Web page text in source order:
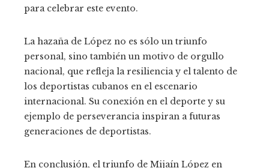
para celebrar este evento.
La hazaña de López no es sólo un triunfo
personal, sino también un motivo de orgullo
nacional, que refleja la resiliencia y el talento de
los deportistas cubanos en el escenario
internacional. Su conexión en el deporte y su
ejemplo de perseverancia inspiran a futuras
generaciones de deportistas.
En conclusión, el triunfo de Mijaín López en